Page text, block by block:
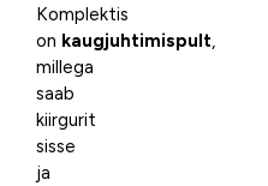
Komplektis
on kaugjuhtimispult,
millega
saab
kiirgurit
sisse
ja